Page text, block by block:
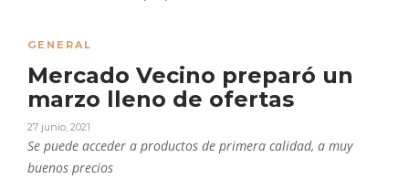
GENERAL
Mercado Vecino preparó un
marzo lleno de ofertas
27 junio, 2021
Se puede acceder a productos de primera calidad, a muy
buenos precios